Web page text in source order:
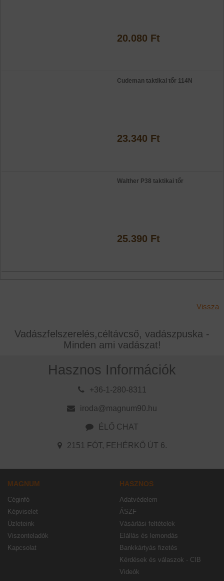
20.080 Ft
Cudeman taktikai tőr 114N
23.340 Ft
Walther P38 taktikai tőr
25.390 Ft
Vissza
Vadászfelszerelés,céltávcső, vadászpuska -
Minden ami vadászat!
Hasznos Információk
+36-1-280-8311
iroda@magnum90.hu
ÉLŐ CHAT
2151 FÓT, FEHÉRKŐ ÚT 6.
MAGNUM
Céginfó
Képviselet
Üzleteink
Viszonteladók
Kapcsolat
HASZNOS
Adatvédelem
ÁSZF
Vásárlási feltételek
Elállás és lemondás
Bankkártyás fizetés
Kérdések és válaszok - CIB
Videók